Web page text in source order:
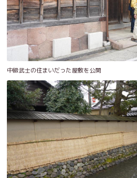
中級武士の住まいだった屋敷を公開